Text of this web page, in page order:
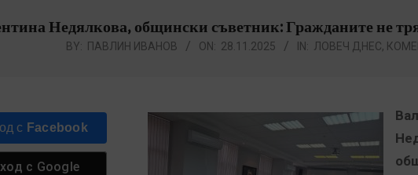
Недялкова, общински съветник: Гражданите не
BY: ПАВЛИН ИВАНОВ ON: 28.11.2025 IN: ЛОВЕЧ ДНЕС,
с Facebook
с Google